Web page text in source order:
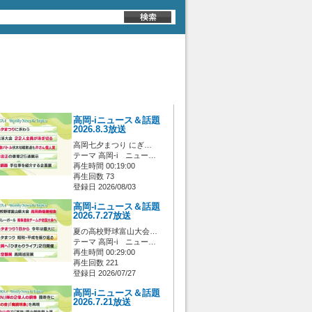
高岡-iニュース＆話題
2026.8.3放送
高岡七夕まつり にぎ…
テーマ 高岡-i ニュー…
再生時間 00:19:00
再生回数 73
登録日 2026/08/03
高岡-iニュース＆話題
2026.7.27放送
夏の高校野球富山大会…
テーマ 高岡-i ニュー…
再生時間 00:29:00
再生回数 221
登録日 2026/07/27
高岡-iニュース＆話題
2026.7.21放送